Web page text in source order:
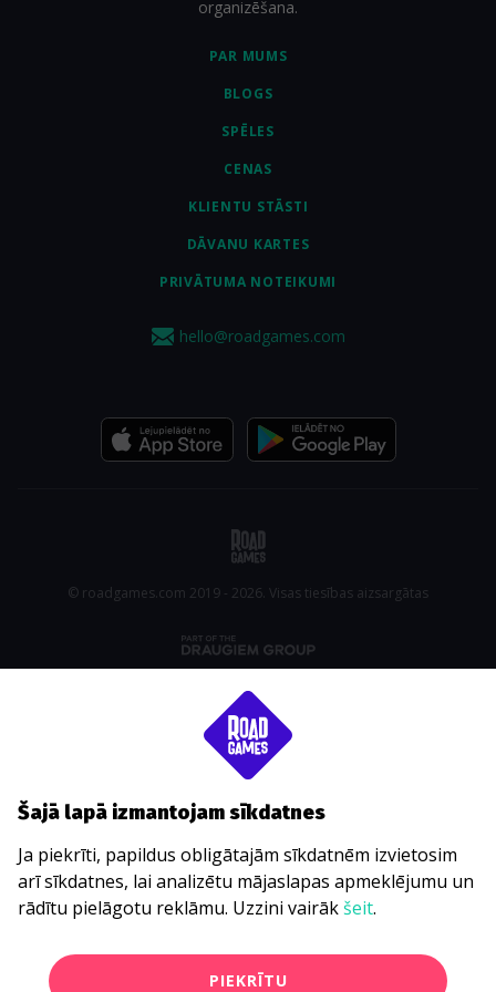
PAR MUMS
BLOGS
SPĒLES
CENAS
KLIENTU STĀSTI
DĀVANU KARTES
PRIVĀTUMA NOTEIKUMI
organizēšana.
hello@roadgames.com
© roadgames.com 2019 - 2026. Visas tiesības aizsargātas
Šajā lapā izmantojam sīkdatnes
Ja piekrīti, papildus obligātajām sīkdatnēm izvietosim
arī sīkdatnes, lai analizētu mājaslapas apmeklējumu un
rādītu pielāgotu reklāmu. Uzzini vairākšeit.
PIEKRĪTU